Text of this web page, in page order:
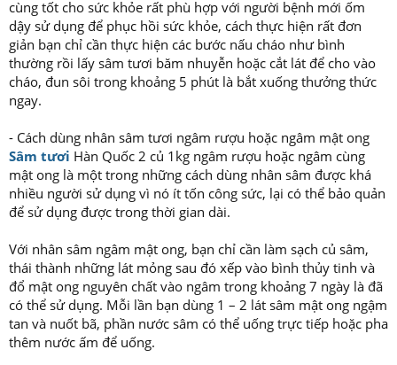
cùng tốt cho sức khỏe rất phù hợp với người bệnh mới ốm
dậy sử dụng để phục hồi sức khỏe, cách thực hiện rất đơn
giản bạn chỉ cần thực hiện các bước nấu cháo như bình
thường rồi lấy sâm tươi băm nhuyễn hoặc cắt lát để cho vào
cháo, đun sôi trong khoảng 5 phút là bắt xuống thưởng thức
ngay.
- Cách dùng nhân sâm tươi ngâm rượu hoặc ngâm mật ong
Sâm tươi Hàn Quốc 2 củ 1kg ngâm rượu hoặc ngâm cùng
mật ong là một trong những cách dùng nhân sâm được khá
nhiều người sử dụng vì nó ít tốn công sức, lại có thể bảo quản
để sử dụng được trong thời gian dài.
Với nhân sâm ngâm mật ong, bạn chỉ cần làm sạch củ sâm,
thái thành những lát mỏng sau đó xếp vào bình thủy tinh và
đổ mật ong nguyên chất vào ngâm trong khoảng 7 ngày là đã
có thể sử dụng. Mỗi lần bạn dùng 1 – 2 lát sâm mật ong ngậm
tan và nuốt bã, phần nước sâm có thể uống trực tiếp hoặc pha
thêm nước ấm để uống.